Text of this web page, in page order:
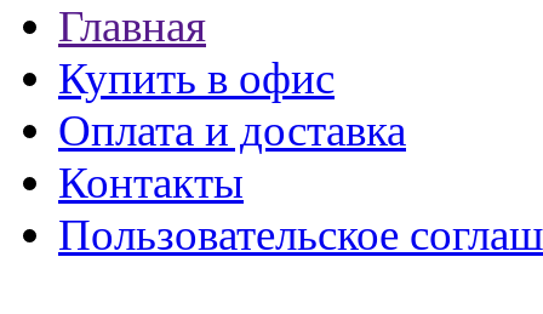
Главная
Купить в офис
Оплата и доставка
Контакты
Пользовательское